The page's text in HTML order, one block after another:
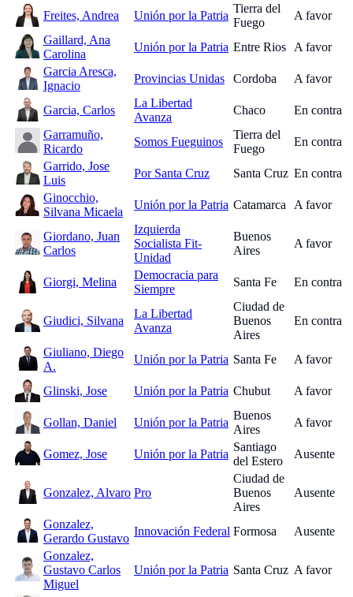
Freites, Andrea Unión por la Patria
Tierra del
Fuego
A favor
Gaillard, Ana
Carolina
Unión por la Patria Entre Rios A favor
Garcia Aresca,
Ignacio
Provincias Unidas Cordoba A favor
Garcia, Carlos
La Libertad
Avanza
Chaco
En contra
Garramuño,
Ricardo
Somos Fueguinos
Tierra del
Fuego
En contra
Garrido, Jose
Luis
Por Santa Cruz Santa Cruz En contra
Ginocchio,
Silvana Micaela
Unión por la Patria Catamarca A favor
Giordano, Juan
Carlos
Izquierda
Socialista Fit-
Unidad
Buenos
Aires
A favor
Giorgi, Melina
Democracia para
Siempre
Santa Fe En contra
Giudici, Silvana
La Libertad
Avanza
Ciudad de
Buenos
Aires
En contra
Giuliano, Diego
A.
Unión por la Patria Santa Fe A favor
Glinski, Jose Unión por la Patria Chubut A favor
Gollan, Daniel Unión por la Patria
Buenos
Aires
A favor
Gomez, Jose Unión por la Patria
Santiago
del Estero
Ausente
Gonzalez, Alvaro Pro
Ciudad de
Buenos
Aires
Ausente
Gonzalez,
Gerardo Gustavo
Innovación Federal Formosa
Ausente
Gonzalez,
Gustavo Carlos
Miguel
Unión por la Patria Santa Cruz A favor